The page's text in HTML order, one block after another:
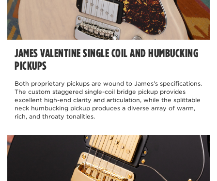
JAMES VALENTINE SINGLE COIL AND HUMBUCKING
PICKUPS
Both proprietary pickups are wound to James's specifications.
The custom staggered single-coil bridge pickup provides
excellent high-end clarity and articulation, while the splittable
neck humbucking pickup produces a diverse array of warm,
rich, and throaty tonalities.